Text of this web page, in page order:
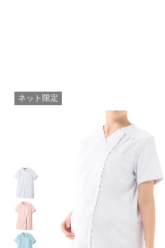
ネット限定